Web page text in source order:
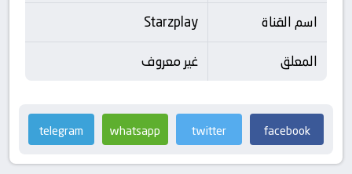
اسم القناة
Starzplay
المعلق
غير معروف
facebook
twitter
whatsapp
telegram